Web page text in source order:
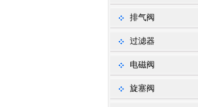
排气阀
过滤器
电磁阀
旋塞阀